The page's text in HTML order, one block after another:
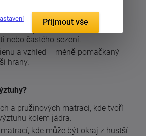
matrace – drží tvar i po letech.
před deformací, zvláště u
nebo častého sezení.
a vzhled – méně pomačkaný
hrany.
a pružinových matrací, kde tvoří
kolem jádra.
kde může být okraj z hustší
Přijmout vše